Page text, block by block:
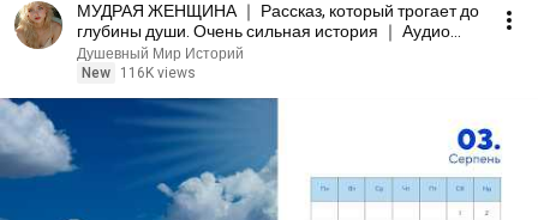
МУДРАЯ ЖЕНЩИНА ｜ Рассказ, который трогает до
глубины души. Очень сильная история ｜ Аудио
рассказ.
Душевный Мир Историй
New
116K views